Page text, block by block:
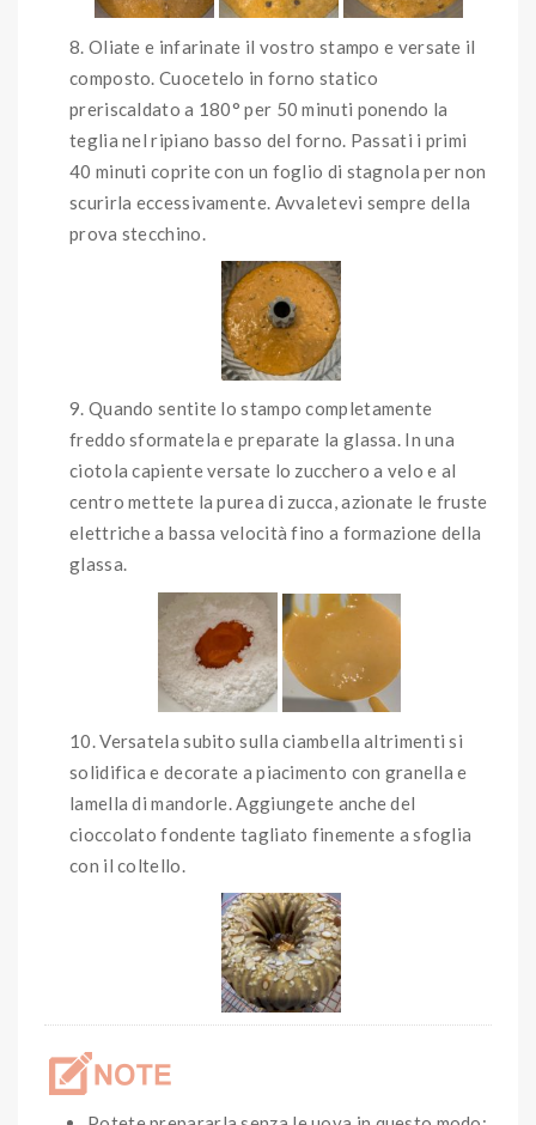
Oliate e infarinate il vostro stampo e versate il
composto. Cuocetelo in forno statico
preriscaldato a 180° per 50 minuti ponendo la
teglia nel ripiano basso del forno. Passati i primi
40 minuti coprite con un foglio di stagnola per non
scurirla eccessivamente. Avvaletevi sempre della
prova stecchino.
Quando sentite lo stampo completamente
freddo sformatela e preparate la glassa. In una
ciotola capiente versate lo zucchero a velo e al
centro mettete la purea di zucca, azionate le fruste
elettriche a bassa velocità fino a formazione della
glassa.
Versatela subito sulla ciambella altrimenti si
solidifica e decorate a piacimento con granella e
lamella di mandorle. Aggiungete anche del
cioccolato fondente tagliato finemente a sfoglia
con il coltello.